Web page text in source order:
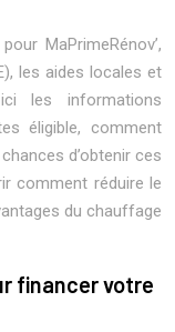
MaPrimeRénov’,
les aides locales et
les informations
éligible, comment
d’obtenir ces
comment réduire le
du chauffage
financer votre